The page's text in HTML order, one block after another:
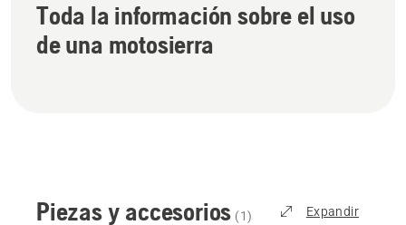
Toda la información sobre el uso
de una motosierra
Piezas y accesorios (1) Expandir